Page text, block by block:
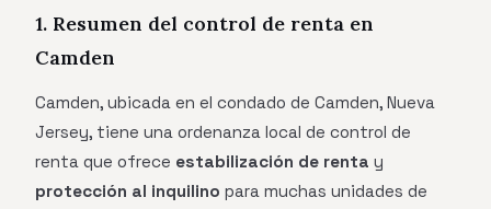
1. Resumen del control de renta en
Camden
Camden, ubicada en el condado de Camden, Nueva
Jersey, tiene una ordenanza local de control de
renta que ofrece estabilización de renta y
protección al inquilino para muchas unidades de